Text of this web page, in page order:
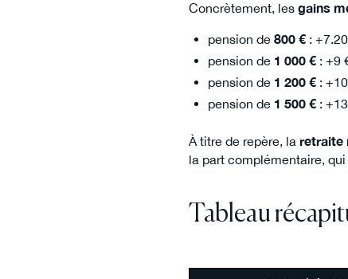
Concrètement, lesgains
pension de800 € :
pension de 1 000 € : +9
pension de 1 200 € :
pension de 1 500 € :
À titre de repère, laretraite
la part complémentaire,
Tableau